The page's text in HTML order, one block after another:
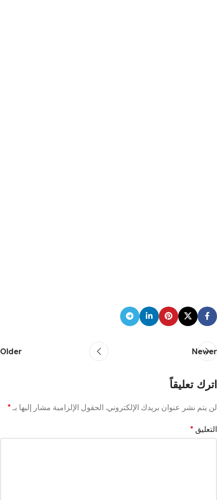
Newer
Older
اترك تعليقاً
لن يتم نشر عنوان بريدك الإلكتروني. الحقول الإلزامية مشار إليها بـ *
التعليق *